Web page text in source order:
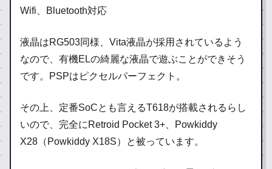
Wifi、Bluetooth対応
液晶はRG503同様、Vita液晶が採用されているよう
なので、有機ELの綺麗な液晶で遊ぶことができそう
です。PSPはピクセルパーフェクト。
その上、定番SoCとも言えるT618が搭載されるらし
いので、完全にRetroid Pocket 3+、Powkiddy
X28（Powkiddy X18S）と被っています。